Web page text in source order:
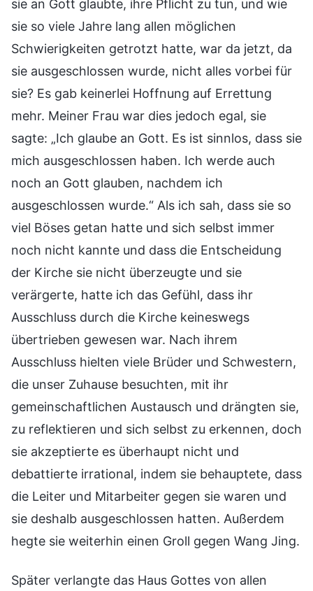
sie an Gott glaubte, ihre Pflicht zu tun, und wie
sie so viele Jahre lang allen möglichen
Schwierigkeiten getrotzt hatte, war da jetzt, da
sie ausgeschlossen wurde, nicht alles vorbei für
sie? Es gab keinerlei Hoffnung auf Errettung
mehr. Meiner Frau war dies jedoch egal, sie
sagte: „Ich glaube an Gott. Es ist sinnlos, dass sie
mich ausgeschlossen haben. Ich werde auch
noch an Gott glauben, nachdem ich
ausgeschlossen wurde.“ Als ich sah, dass sie so
viel Böses getan hatte und sich selbst immer
noch nicht kannte und dass die Entscheidung
der Kirche sie nicht überzeugte und sie
verärgerte, hatte ich das Gefühl, dass ihr
Ausschluss durch die Kirche keineswegs
übertrieben gewesen war. Nach ihrem
Ausschluss hielten viele Brüder und Schwestern,
die unser Zuhause besuchten, mit ihr
gemeinschaftlichen Austausch und drängten sie,
zu reflektieren und sich selbst zu erkennen, doch
sie akzeptierte es überhaupt nicht und
debattierte irrational, indem sie behauptete, dass
die Leiter und Mitarbeiter gegen sie waren und
sie deshalb ausgeschlossen hatten. Außerdem
hegte sie weiterhin einen Groll gegen Wang Jing.
Später verlangte das Haus Gottes von allen